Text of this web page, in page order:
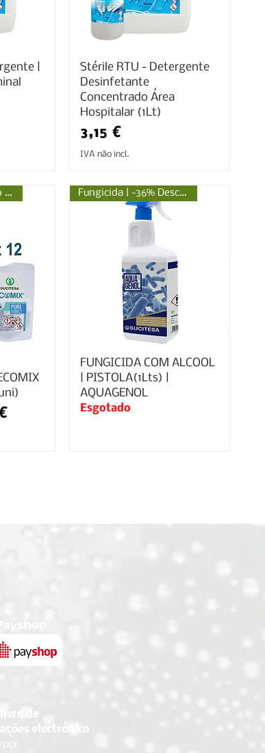
|
Stérile RTU - Detergente
Desinfetante
Concentrado Área
Hospitalar (1Lt)
Preço
3,15 €
IVA não incl.
Germicida | Desconto 35% Fungicida | -36% Desconto
FUNGICIDA COM ALCOOL
| PISTOLA(1Lts) |
AQUAGENOL
Esgotado
livro de
electrónico